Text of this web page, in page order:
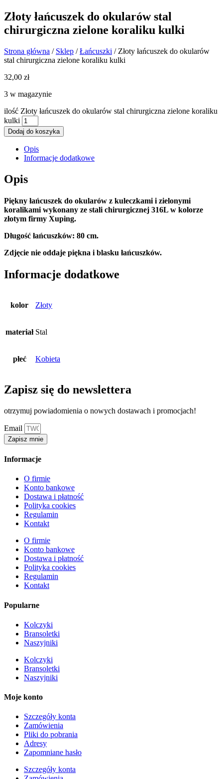
Złoty łańcuszek do okularów stal
chirurgiczna zielone koraliku kulki
Strona główna / Sklep /Łańcuszki / Złoty łańcuszek do okularów
stal chirurgiczna zielone koraliku kulki
32,00 zł
3 w magazynie
ilość Złoty łańcuszek do okularów stal chirurgiczna zielone koraliku
kulki
Dodaj do koszyka
Opis
Informacje dodatkowe
Opis
Piękny łańcuszek do okularów z kuleczkami i zielonymi
koralikami wykonany ze stali chirurgicznej 316L w kolorze
złotym firmy Xuping.
Długość łańcuszków: 80 cm.
Zdjęcie nie oddaje piękna i blasku łańcuszków.
Informacje dodatkowe
kolor Złoty
materiał Stal
płeć Kobieta
Zapisz się do newslettera
otrzymuj powiadomienia o nowych dostawach i promocjach!
Email
Zapisz mnie
Informacje
O firmie
Konto bankowe
Dostawa i płatność
Polityka cookies
Regulamin
Kontakt
O firmie
Konto bankowe
Dostawa i płatność
Polityka cookies
Regulamin
Kontakt
Popularne
Kolczyki
Bransoletki
Naszyjniki
Kolczyki
Bransoletki
Naszyjniki
Moje konto
Szczegóły konta
Zamówienia
Pliki do pobrania
Adresy
Zapomniane hasło
Szczegóły konta